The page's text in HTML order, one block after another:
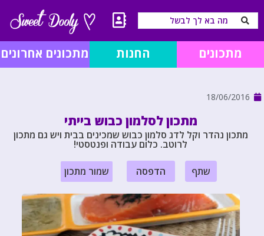
מתכונים החנות מתכונים אחרונים
18/06/2016
מתכון לסלמון כבוש בייתי
מתכון נהדר וקל לדג סלמון כבוש שמכינים בבית ויש גם מתכון
לרוטב. כלום עבודה ופנטסטי!
שתף הדפסה שמור מתכון